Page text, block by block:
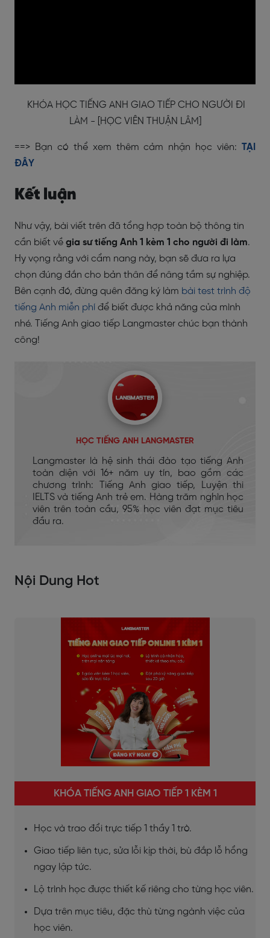
KHÓA HỌC TIẾNG ANH GIAO TIẾP CHO NGƯỜI ĐI
LÀM - [HỌC VIÊN THUẬN LÂM]
==> Bạn có thể xem thêm cảm nhận học viên: TẠI
ĐÂY
Kết luận
Như vậy, bài viết trên đã tổng hợp toàn bộ thông tin
cần biết về gia sư tiếng Anh 1 kèm 1 cho người đi làm.
Hy vọng rằng với cẩm nang này, bạn sẽ đưa ra lựa
chọn đúng đắn cho bản thân để nâng tầm sự nghiệp.
Bên cạnh đó, đừng quên đăng ký làm bài test trình độ
tiếng Anh miễn phí để biết được khả năng của mình
nhé. Tiếng Anh giao tiếp Langmaster chúc bạn thành
công!
HỌC TIẾNG ANH LANGMASTER
Langmaster là hệ sinh thái đào tạo tiếng Anh
toàn diện với 16+ năm uy tín, bao gồm các
chương trình: Tiếng Anh giao tiếp, Luyện thi
IELTS và tiếng Anh trẻ em. Hàng trăm nghìn học
viên trên toàn cầu, 95% học viên đạt mục tiêu
đầu ra.
Nội Dung Hot
KHÓA TIẾNG ANH GIAO TIẾP 1 KÈM 1
Học và trao đổi trực tiếp 1 thầy 1 trò.
Giao tiếp liên tục, sửa lỗi kịp thời, bù đắp lỗ hổng
ngay lập tức.
Lộ trình học được thiết kế riêng cho từng học viên.
Dựa trên mục tiêu, đặc thù từng ngành việc của
học viên.